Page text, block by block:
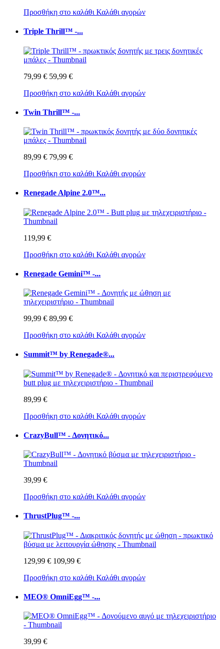
Προσθήκη στο καλάθι Καλάθι αγορών
Triple Thrill™ -...
79,99 € 59,99 €
Προσθήκη στο καλάθι Καλάθι αγορών
Twin Thrill™ -...
89,99 € 79,99 €
Προσθήκη στο καλάθι Καλάθι αγορών
Renegade Alpine 2.0™...
119,99 €
Προσθήκη στο καλάθι Καλάθι αγορών
Renegade Gemini™ -...
99,99 € 89,99 €
Προσθήκη στο καλάθι Καλάθι αγορών
Summit™ by Renegade®...
89,99 €
Προσθήκη στο καλάθι Καλάθι αγορών
CrazyBull™ - Δονητικό...
39,99 €
Προσθήκη στο καλάθι Καλάθι αγορών
ThrustPlug™ -...
129,99 € 109,99 €
Προσθήκη στο καλάθι Καλάθι αγορών
MEO® OmniEgg™ -...
39,99 €